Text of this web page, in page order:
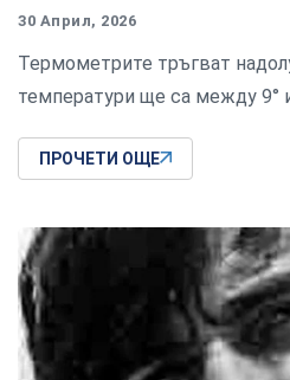
30 Април, 2026
Термометрите тръгват
температури ще са между 9°
ПРОЧЕТИ ОЩЕ